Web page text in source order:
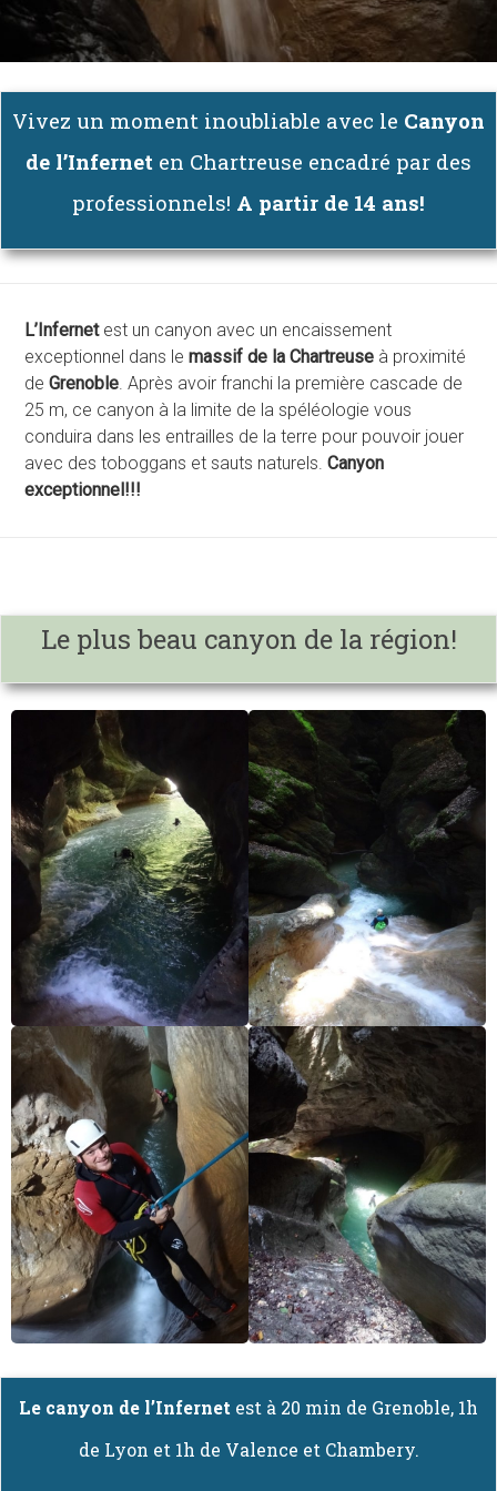
Vivez un moment inoubliable avec le Canyon
de l’Infernet en Chartreuse encadré par des
professionnels! A partir de 14 ans!
L’Infernetest un canyon avec un encaissement
exceptionnel dans lemassif de la Chartreuse à proximité
deGrenoble. Après avoir franchi la première cascade de
25 m, ce canyon à la limite de la spéléologie vous
conduira dans les entrailles de la terre pour pouvoir jouer
avec des toboggans et sauts naturels.Canyon
exceptionnel!!!
Le plus beau canyon de la région!
Le canyon de l’Infernet est à 20 min de Grenoble, 1h
de Lyon et 1h de Valence et Chambery.